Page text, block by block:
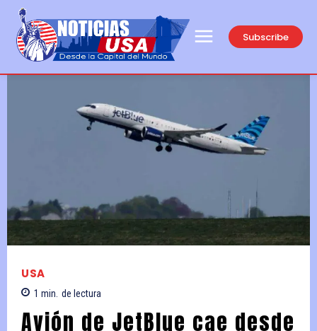
Subscribe
USA
1 min. de lectura
Avión de JetBlue cae desde